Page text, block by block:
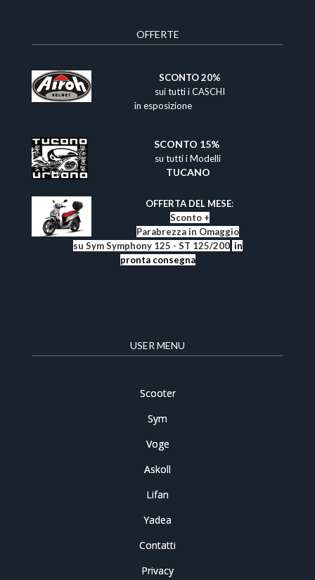
OFFERTE
SCONTO 20%
sui tutti i CASCHI
in esposizione
SCONTO 15%​
su tutti i Modelli
TUCANO
OFFERTA DEL MESE:
Sconto +
Parabrezza in Omaggio
su Sym Symphony 125 - ST 125/200 in
pronta consegna
USER MENU
Scooter
Sym
Voge
Askoll
Lifan
Yadea
Contatti
Privacy